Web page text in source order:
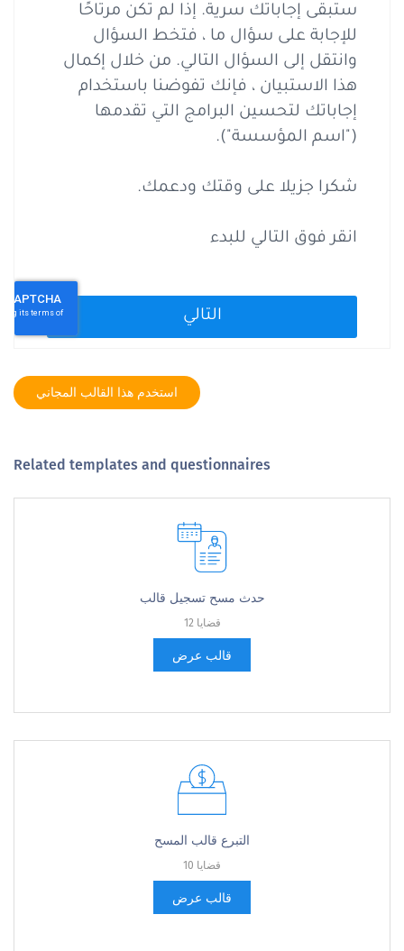
استخدم هذا القالب المجاني
Related templates and questionnaires
حدث مسح تسجيل قالب
12 قضايا
قالب عرض
التبرع قالب المسح
10 قضايا
قالب عرض